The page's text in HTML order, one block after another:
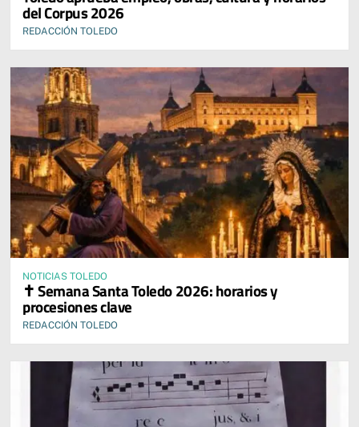
del Corpus 2026
REDACCIÓN TOLEDO
NOTICIAS TOLEDO
✝️ Semana Santa Toledo 2026: horarios y
procesiones clave
REDACCIÓN TOLEDO